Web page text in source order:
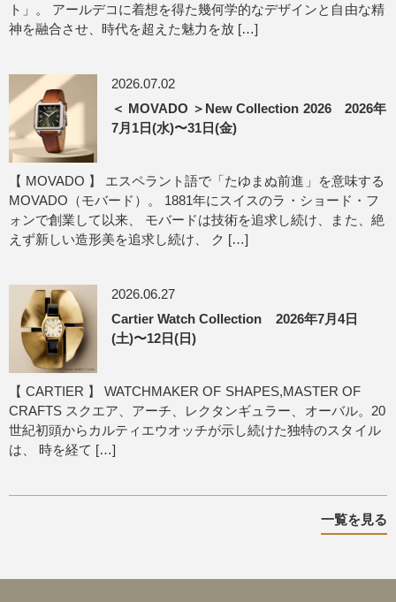
ト」。 アールデコに着想を得た幾何学的なデザインと自由な精
神を融合させ、時代を超えた魅力を放 […]
2026.07.02
＜ MOVADO ＞New Collection 2026 2026年
7月1日(水)〜31日(金)
【 MOVADO 】 エスペラント語で「たゆまぬ前進」を意味する
MOVADO（モバード）。 1881年にスイスのラ・ショード・フ
ォンで創業して以来、 モバードは技術を追求し続け、また、絶
えず新しい造形美を追求し続け、 ク […]
2026.06.27
Cartier Watch Collection 2026年7月4日
(土)〜12日(日)
【 CARTIER 】 WATCHMAKER OF SHAPES,MASTER OF
CRAFTS スクエア、アーチ、レクタンギュラー、オーバル。20
世紀初頭からカルティエウオッチが示し続けた独特のスタイル
は、 時を経て […]
一覧を見る